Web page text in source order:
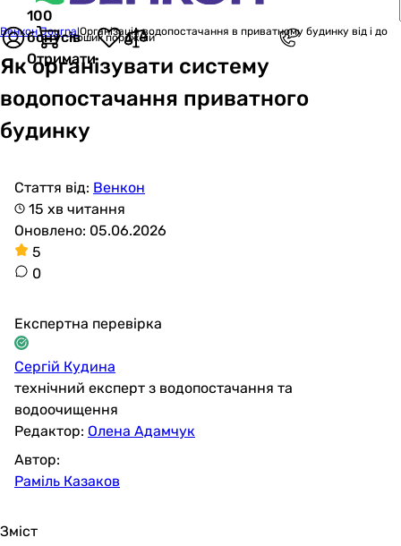
100
бонусів
Отримати
Кошик порожній
Венкон JournalОрганізація водопостачання в приватному будинку від і до
Як організувати систему
водопостачання приватного
будинку
Стаття від: Венкон
15 хв читання
Оновлено: 05.06.2026
5
0
Експертна перевірка
Сергій Кудина
технічний експерт з водопостачання та
водоочищення
Редактор: Олена Адамчук
Автор:
Раміль Казаков
Зміст